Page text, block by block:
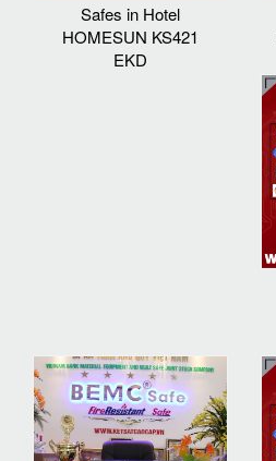
Safes in Hotel
HOMESUN KS421
EKD